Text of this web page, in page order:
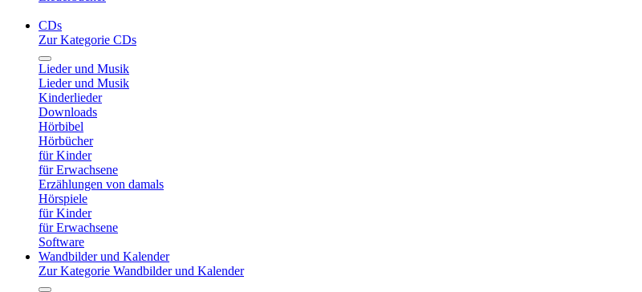
CDs
Zur Kategorie CDs
Lieder und Musik
Lieder und Musik
Kinderlieder
Downloads
Hörbibel
Hörbücher
für Kinder
für Erwachsene
Erzählungen von damals
Hörspiele
für Kinder
für Erwachsene
Software
Wandbilder und Kalender
Zur Kategorie Wandbilder und Kalender